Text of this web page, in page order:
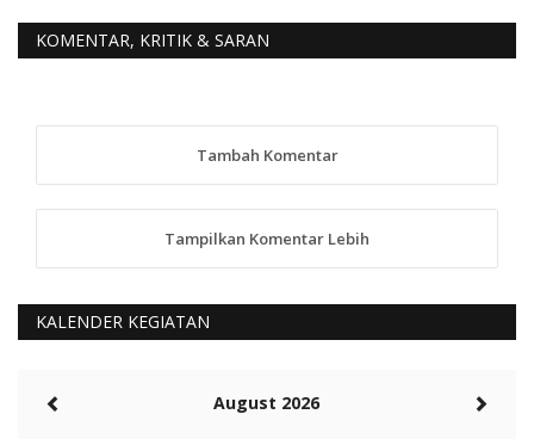
KOMENTAR, KRITIK & SARAN
Tambah Komentar
Tampilkan Komentar Lebih
KALENDER KEGIATAN
August 2026